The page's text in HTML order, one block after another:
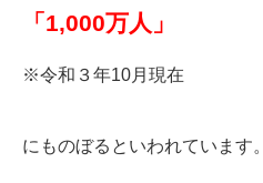
「1,000万人」
※令和３年10月現在
にものぼるといわれています。